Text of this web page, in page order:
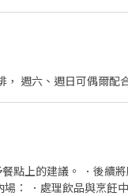
週六、週日可偶爾配
點上的建議。 ．後續
： ．處理飲品與烹飪